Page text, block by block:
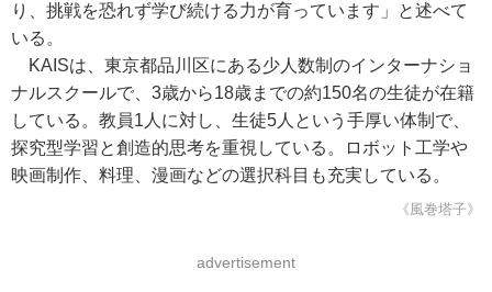
り、挑戦を恐れず学び続ける力が育っています」と述べて
いる。
KAISは、東京都品川区にある少人数制のインターナショ
ナルスクールで、3歳から18歳までの約150名の生徒が在籍
している。教員1人に対し、生徒5人という手厚い体制で、
探究型学習と創造的思考を重視している。ロボット工学や
映画制作、料理、漫画などの選択科目も充実している。
《風巻塔子》
advertisement